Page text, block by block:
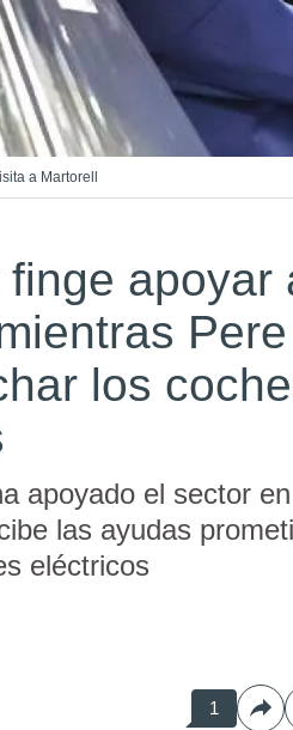
a Martorell
apoyar
los
apoyado el sector
las ayudas
eléctricos
1